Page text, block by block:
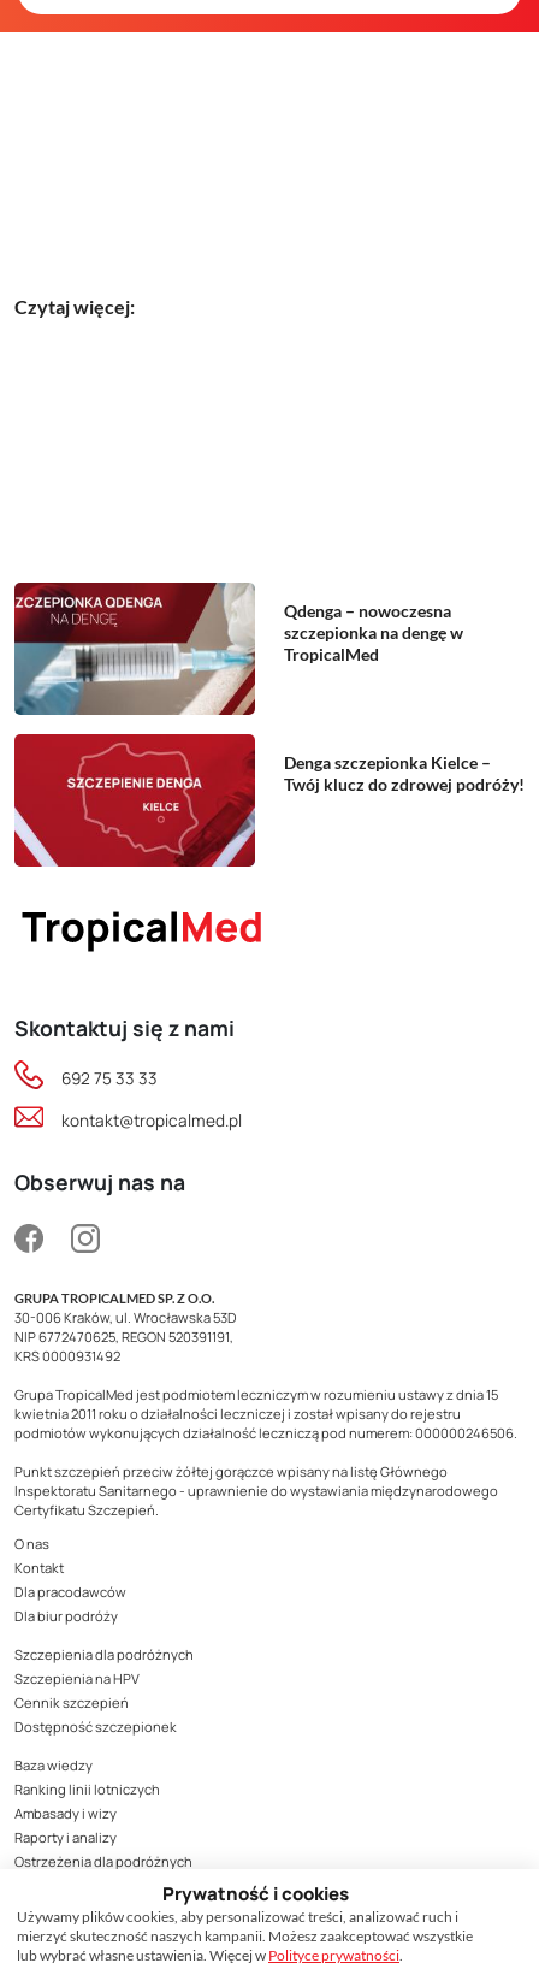
Czytaj więcej:
Qdenga – nowoczesna
szczepionka na dengę w
TropicalMed
Denga szczepionka Kielce –
Twój klucz do zdrowej podróży!
Skontaktuj się z nami
692 75 33 33
kontakt@tropicalmed.pl
Obserwuj nas na
GRUPA TROPICALMED SP. Z O.O.
30-006 Kraków, ul. Wrocławska 53D
NIP 6772470625, REGON 520391191,
KRS 0000931492
Grupa TropicalMed jest podmiotem leczniczym w rozumieniu ustawy z dnia 15
kwietnia 2011 roku o działalności leczniczej i został wpisany do rejestru
podmiotów wykonujących działalność leczniczą pod numerem: 000000246506.
Punkt szczepień przeciw żółtej gorączce wpisany na listę Głównego
Inspektoratu Sanitarnego - uprawnienie do wystawiania międzynarodowego
Certyfikatu Szczepień.
O nas
Kontakt
Dla pracodawców
Dla biur podróży
Szczepienia dla podróżnych
Szczepienia na HPV
Cennik szczepień
Dostępność szczepionek
Baza wiedzy
Ranking linii lotniczych
Ambasady i wizy
Raporty i analizy
Ostrzeżenia dla podróżnych
Szczepienie, podobnie jak podanie leku, może wiązać się z wystąpieniem
działań niepożądanych.
Prywatność i cookies
Używamy plików cookies, aby personalizować treści, analizować ruch i
mierzyć skuteczność naszych kampanii. Możesz zaakceptować wszystkie
lub wybrać własne ustawienia. Więcej w Polityce prywatności.